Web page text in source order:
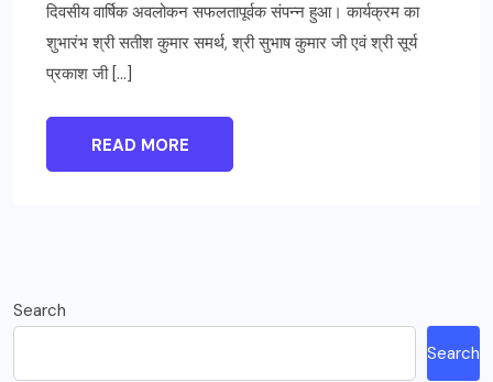
दिवसीय वार्षिक अवलोकन सफलतापूर्वक संपन्न हुआ। कार्यक्रम का
शुभारंभ श्री सतीश कुमार समर्थ, श्री सुभाष कुमार जी एवं श्री सूर्य
प्रकाश जी […]
READ MORE
Search
Search